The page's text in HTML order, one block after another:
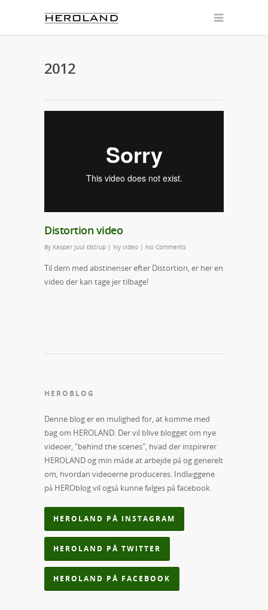
2012
Distortion video
By Kasper Juul Østrup | Ny video | No Comments
Til dem med abstinenser efter Distortion, er her en
video der kan tage jer tilbage!
HEROBLOG
Denne blog er en mulighed for, at komme med
bag om HEROLAND. Der vil blive blogget om nye
videoer, "behind the scenes", hvad der inspirerer
HEROLAND og min måde at arbejde på og generelt
om, hvordan videoerne produceres. Indlæggene
på HEROblog vil også kunne følges på facebook.
HEROLAND PÅ INSTAGRAM
HEROLAND PÅ TWITTER
HEROLAND PÅ FACEBOOK